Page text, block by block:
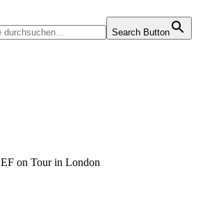
Search Button
EF on Tour in London